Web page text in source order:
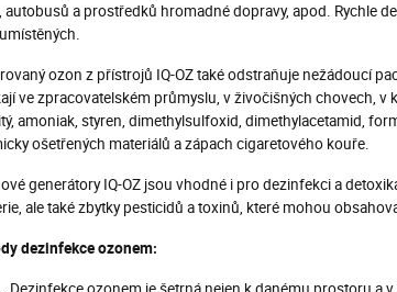
autobusů a prostředků hromadné dopravy, apod. Rychle
ozon z přístrojů IQ-OZ také odstraňuje nežádoucí
ve zpracovatelském průmyslu, v živočišných chovech,
amoniak, styren, dimethylsulfoxid, dimethylacetamid,
ošetřených materiálů a zápach cigaretového kouře.
generátory IQ-OZ jsou vhodné i pro dezinfekci a
ale také zbytky pesticidů a toxinů, které mohou
dezinfekce ozonem: